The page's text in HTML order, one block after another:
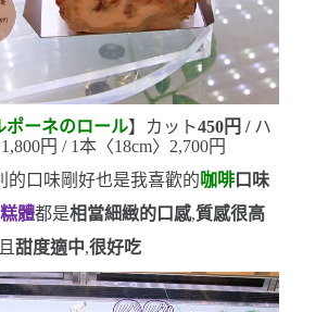
ポーネのロール】カット450円 / ハ
1,800円 / 1本〈18cm〉 2,700円
的口味剛好也是我喜歡的咖啡口味
體都是相當細緻的口感,質感很高
甜度適中,很好吃